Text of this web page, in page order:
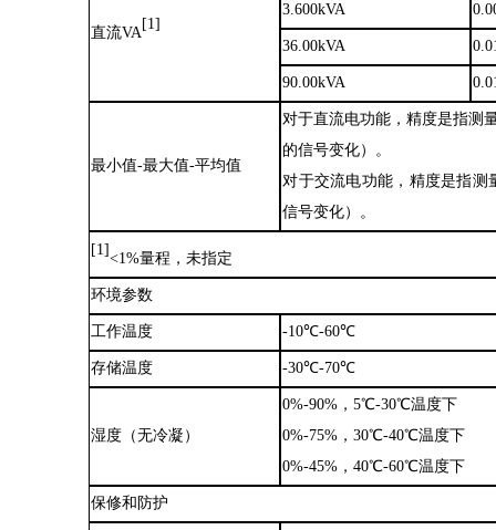
直流VA
[1]
3.600kVA
36.00kVA
90.00kVA
最小值-最大值-平均值
对于直流电功能，精度是指测
的信号变化）。
对于交流电功能，精度是指测
信号变化）。
[1]
<1%量程，未指定
环境参数
工作温度 -10℃-60℃
存储温度 -30℃-70℃
湿度（无冷凝）
0%-90%，5℃-30℃温度下
0%-75%，30℃-40℃温度下
0%-45%，40℃-60℃温度下
保修和防护